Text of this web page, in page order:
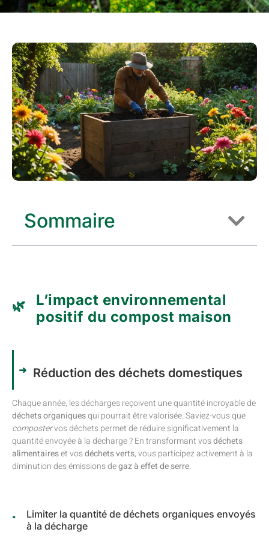
Sommaire
L’impact environnemental
positif du compost maison
Réduction des déchets domestiques
Chaque année, les décharges reçoivent une quantité incroyable de
déchets organiquesqui pourrait être valorisée. Saviez-vous que
compostervos déchets permet de réduire significativement la
quantité envoyée à la décharge ? En transformant vosdéchets
alimentaireset vosdéchets verts, vous participez activement à la
diminution des émissions degaz à effet de serre.
Limiter la quantité de déchets organiques envoyés
à la décharge